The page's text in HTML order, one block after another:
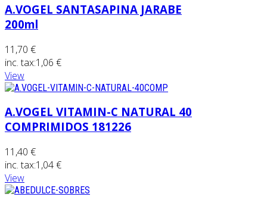
A.VOGEL SANTASAPINA JARABE
200ml
11,70 €
inc. tax:1,06 €
View
A.VOGEL VITAMIN-C NATURAL 40
COMPRIMIDOS 181226
11,40 €
inc. tax:1,04 €
View